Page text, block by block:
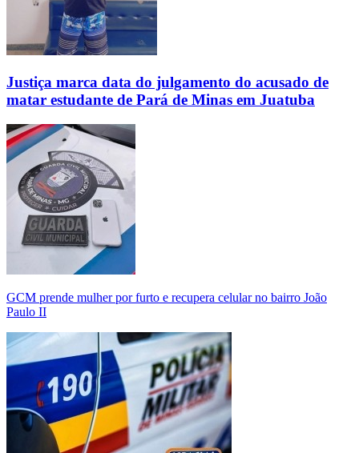
Justiça marca data do julgamento do acusado de
matar estudante de Pará de Minas em Juatuba
GCM prende mulher por furto e recupera celular no bairro João
Paulo II